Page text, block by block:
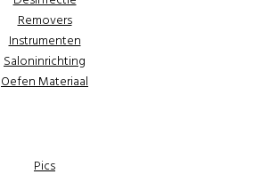
Removers
Instrumenten
Saloninrichting
Oefen Materiaal
Pics